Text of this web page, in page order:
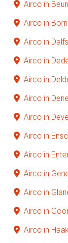
Airco in
Airco in
Airco in
Airco in
Airco in
Airco in
Airco in
Airco in
Airco in
Airco in
Airco in
Airco in
Airco in